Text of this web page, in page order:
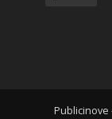
Publicinove